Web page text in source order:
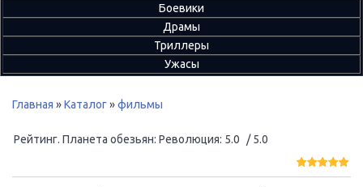
Боевики
Драмы
Триллеры
Ужасы
Главная »Каталог»фильмы
Рейтинг. Планета обезьян: Революция: 5.0 / 5.0